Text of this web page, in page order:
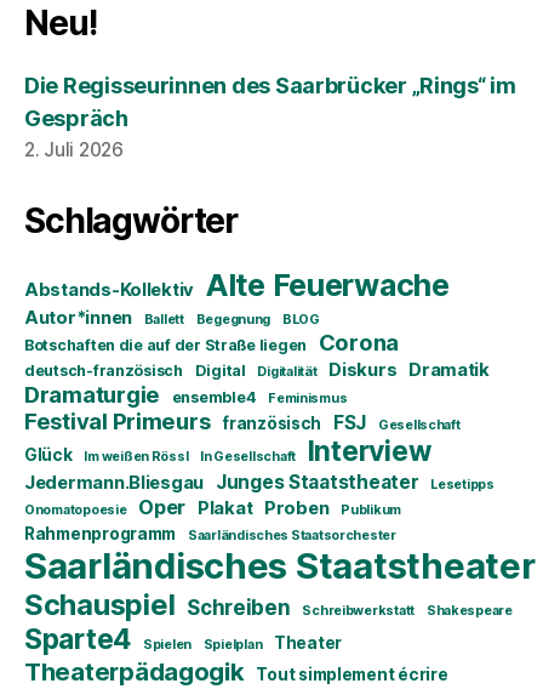
Neu!
Die Regisseurinnen des Saarbrücker „Rings“ im
Gespräch
2. Juli 2026
Schlagwörter
Abstands-Kollektiv Alte Feuerwache
Autor*innen Ballett Begegnung BLOG
Botschaften die auf der Straße liegen Corona
deutsch-französisch Digital Digitalität Diskurs Dramatik
Dramaturgie ensemble4 Feminismus
Festival Primeurs französisch FSJ Gesellschaft
Glück Im weißen Rössl In Gesellschaft Interview
Jedermann.Bliesgau Junges Staatstheater
Lesetipps
Onomatopoesie
Oper Plakat Proben Publikum
Rahmenprogramm Saarländisches Staatsorchester
Saarländisches Staatstheater
Schauspiel Schreiben Schreibwerkstatt Shakespeare
Sparte4 Spielen Spielplan Theater
Theaterpädagogik Tout simplement écrire